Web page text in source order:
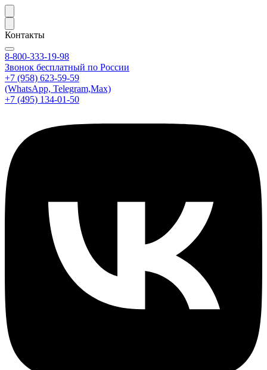
Контакты
8-800-333-19-98
Звонок бесплатный по России
+7 (958) 623-59-59
(WhatsApp, Telegram,Max)
+7 (495) 134-01-50